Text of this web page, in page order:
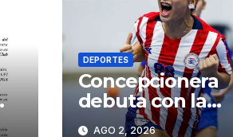
DEPORTES
Concepcionera
debuta con la
Albirroja Sub 13 y
AGO 2, 2026